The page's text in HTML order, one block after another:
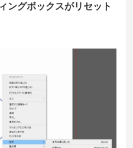
ングボックスがリセット